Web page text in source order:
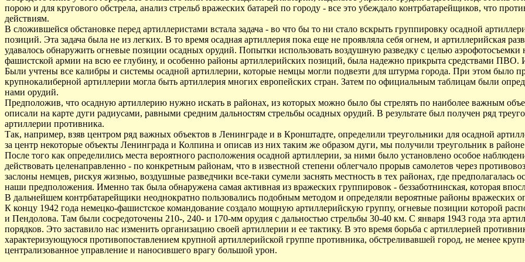
порою и для кругового обстрела, анализ стрельб вражеских батарей по городу - все это убеждало контрбатарейщиков, что
действиям.
В сложившейся обстановке перед артиллеристами встала задача - во что бы то ни стало вскрыть группировку осадной
позиций. Эта задача была не из легких. В то время осадная артиллерия пока еще не проявляла себя огнем, и артиллерийская
удавалось обнаружить огневые позиции осадных орудий. Попытки использовать воздушную разведку с целью аэрофотосъемки
фашистской армии на всю ее глубину, и особенно районы артиллерийских позиций, была надежно прикрыта средствами ПВО.
Были учтены все калибры и системы осадной артиллерии, которые немцы могли подвезти для штурма города. При этом было
крупнокалиберной артиллерии могла быть артиллерия многих европейских стран. Затем по официальным таблицам были
нами орудий.
Предположив, что осадную артиллерию нужно искать в районах, из которых можно было бы стрелять по наиболее важным
описали на карте дуги радиусами, равными средним дальностям стрельбы осадных орудий. В результате был получен ряд
артиллерии противника.
Так, например, взяв центром ряд важных объектов в Ленинграде и в Кронштадте, определили треугольники для осадной
за центр некоторые объекты Ленинграда и Колпина и описав из них таким же образом дуги, мы получили треугольник в
После того как определились места вероятного расположения осадной артиллерии, за ними было установлено особое
действовать целенаправленно - по конкретным районам, что в известной степени облегчало прорыв самолетов через
заслоны немцев, рискуя жизнью, воздушные разведчики все-таки сумели заснять местность в тех районах, где предполагалась
наши предположения. Именно так была обнаружена самая активная из вражеских группировок - беззаботнинская, которая
В дальнейшем контрбатарейщики неоднократно пользовались подобным методом и определяли вероятные районы вражеских
К концу 1942 года немецко-фашистское командование создало мощную артиллерийскую группу, огневые позиции которой
и Пендолова. Там были сосредоточены 210-, 240- и 170-мм орудия с дальностью стрельбы 30-40 км. С января 1943 года эта
порядков. Это заставило нас изменить организацию своей артиллерии и ее тактику. В это время борьба с артиллерией
характеризующуюся противопоставлением крупной артиллерийской группе противника, обстреливавшей город, не менее
централизованное управление и наносившего врагу большой урон.